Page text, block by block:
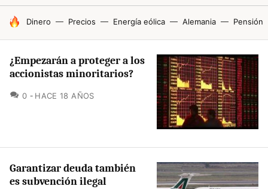
HOY SE HABLA DE
Dinero Precios Energía eólica Alemania Pensión
¿Empezarán a proteger a los
accionistas minoritarios?
0 COMENTARIOS
HACE 18 AÑOS
Garantizar deuda también
es subvención ilegal